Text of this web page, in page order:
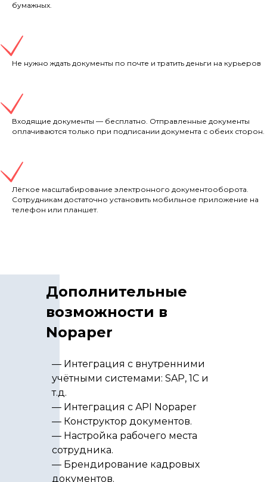
бумажных.
Не нужно ждать документы по почте и тратить деньги на курьеров
Входящие документы — бесплатно. Отправленные документы
оплачиваются только при подписании документа с обеих сторон.
Лёгкое масштабирование электронного документооборота.
Сотрудникам достаточно установить мобильное приложение на
телефон или планшет.
— Интеграция с внутренними
учётными системами: SAP, 1C и
т.д.
— Интеграция с API Nopaper
— Конструктор документов.
— Настройка рабочего места
сотрудника.
— Брендирование кадровых
документов.
Дополнительные
возможности в
Nopaper